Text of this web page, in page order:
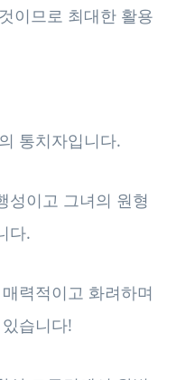
이므로 최대한 활용
통치자입니다.
성이고 그녀의 원형
다.
력적이고 화려하며
습니다!